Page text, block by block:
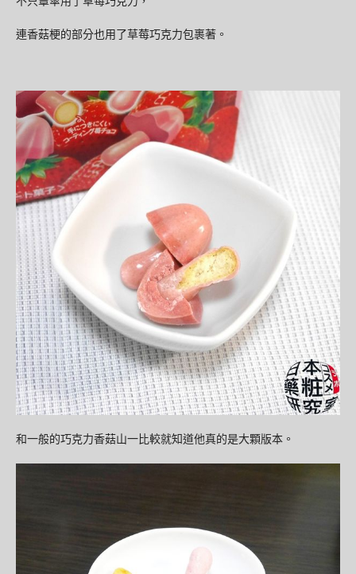
連香菇梗的部分也用了草莓巧克力包裹著。
和一般的巧克力香菇山一比較就知道他真的是大顆版本。